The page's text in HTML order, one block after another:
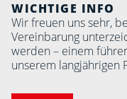
WICHTIGE INFO
Wir freuen uns sehr,
Vereinbarung
werden – einem
unserem langjährigen